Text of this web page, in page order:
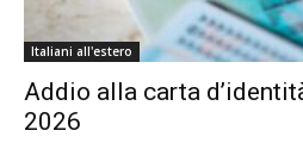
Italiani all'estero
Addio alla carta
2026